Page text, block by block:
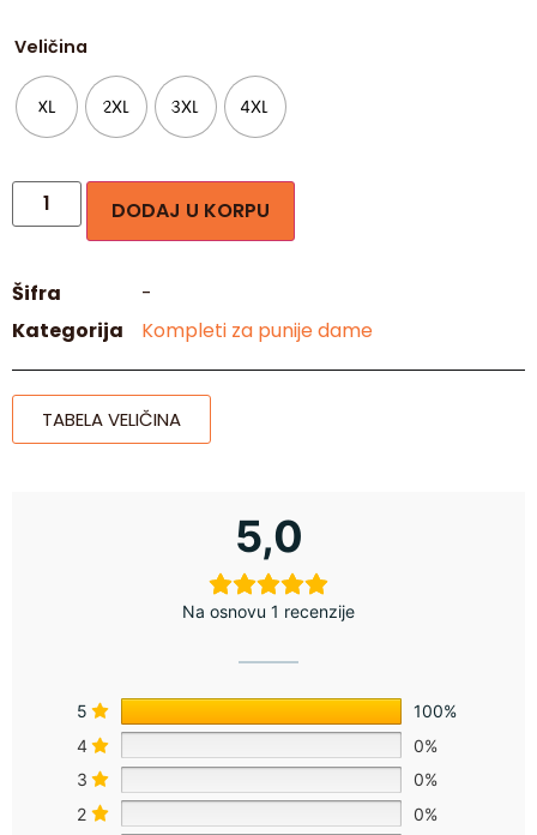
Veličina
XL 2XL 3XL 4XL
DODAJ U KORPU
Šifra
-
Kategorija
Kompleti za punije dame
TABELA VELIČINA
5,0
Na osnovu 1 recenzije
5
100%
4
0%
3
0%
2
0%